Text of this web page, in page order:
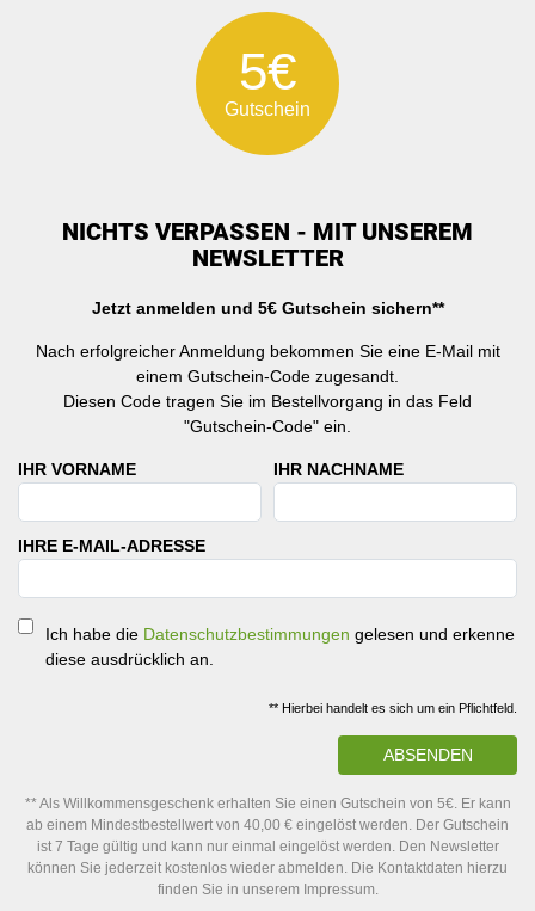
5€
Gutschein
NICHTS VERPASSEN - MIT UNSEREM
NEWSLETTER
Jetzt anmelden und 5€ Gutschein sichern**
Nach erfolgreicher Anmeldung bekommen Sie eine E-Mail mit
einem Gutschein-Code zugesandt.
Diesen Code tragen Sie im Bestellvorgang in das Feld
"Gutschein-Code" ein.
IHR VORNAME IHR NACHNAME
IHRE E-MAIL-ADRESSE
Ich habe die Datenschutzbestimmungen gelesen und erkenne
diese ausdrücklich an.
** Hierbei handelt es sich um ein Pflichtfeld.
ABSENDEN
** Als Willkommensgeschenk erhalten Sie einen Gutschein von 5€. Er kann
ab einem Mindestbestellwert von 40,00 € eingelöst werden. Der Gutschein
ist 7 Tage gültig und kann nur einmal eingelöst werden. Den Newsletter
können Sie jederzeit kostenlos wieder abmelden. Die Kontaktdaten hierzu
finden Sie in unserem Impressum.